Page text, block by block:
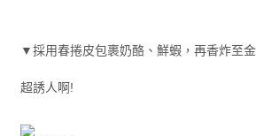
▼採用春捲皮包裹奶酪、鮮蝦，再香炸至
超誘人啊!